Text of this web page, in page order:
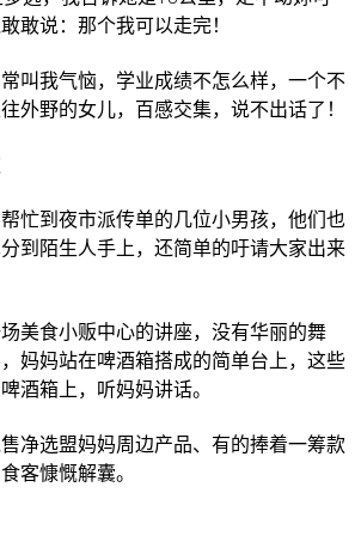
敢说：那个我可以走完！
叫我气恼，学业成绩不怎么样，一个不
外野的女儿，百感交集，说不出话了！
忙到夜市派传单的几位小男孩，他们也
到陌生人手上，还简单的吁请大家出来
美食小贩中心的讲座，没有华丽的舞
妈妈站在啤酒箱搭成的简单台上，这些
酒箱上，听妈妈讲话。
净选盟妈妈周边产品、有的捧着一筹款
客慷慨解囊。